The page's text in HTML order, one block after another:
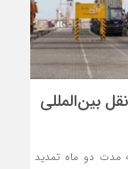
بین‌المللی
مدت دو ماه تمدید